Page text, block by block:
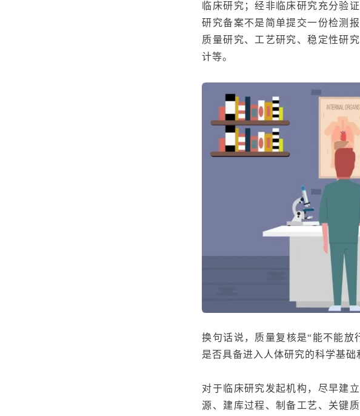
临床研究； 经非临床研究充分验
研究备案不是简单提交一份检测
质量研究、工艺研究、稳定性研
计等。
换句话说，质量复核是“能不能放
是否具备进入人体研究的科学基
对于 临床研究发起机构 ，尽早建
源、建库过程、制备工艺、关键